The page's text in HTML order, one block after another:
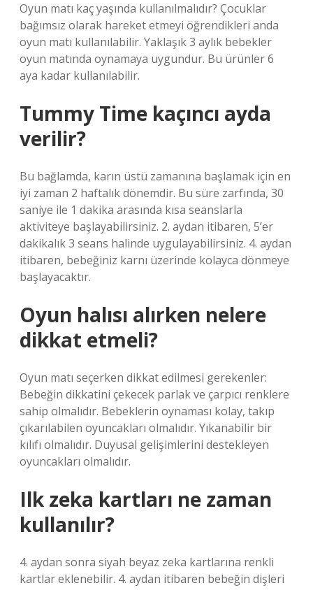
Oyun matı kaç yaşında kullanılmalıdır? Çocuklar
bağımsız olarak hareket etmeyi öğrendikleri anda
oyun matı kullanılabilir. Yaklaşık 3 aylık bebekler
oyun matında oynamaya uygundur. Bu ürünler 6
aya kadar kullanılabilir.
Tummy Time kaçıncı ayda
verilir?
Bu bağlamda, karın üstü zamanına başlamak için en
iyi zaman 2 haftalık dönemdir. Bu süre zarfında, 30
saniye ile 1 dakika arasında kısa seanslarla
aktiviteye başlayabilirsiniz. 2. aydan itibaren, 5’er
dakikalık 3 seans halinde uygulayabilirsiniz. 4. aydan
itibaren, bebeğiniz karnı üzerinde kolayca dönmeye
başlayacaktır.
Oyun halısı alırken nelere
dikkat etmeli?
Oyun matı seçerken dikkat edilmesi gerekenler:
Bebeğin dikkatini çekecek parlak ve çarpıcı renklere
sahip olmalıdır. Bebeklerin oynaması kolay, takıp
çıkarılabilen oyuncakları olmalıdır. Yıkanabilir bir
kılıfı olmalıdır. Duyusal gelişimlerini destekleyen
oyuncakları olmalıdır.
Ilk zeka kartları ne zaman
kullanılır?
4. aydan sonra siyah beyaz zeka kartlarına renkli
kartlar eklenebilir. 4. aydan itibaren bebeğin dişleri